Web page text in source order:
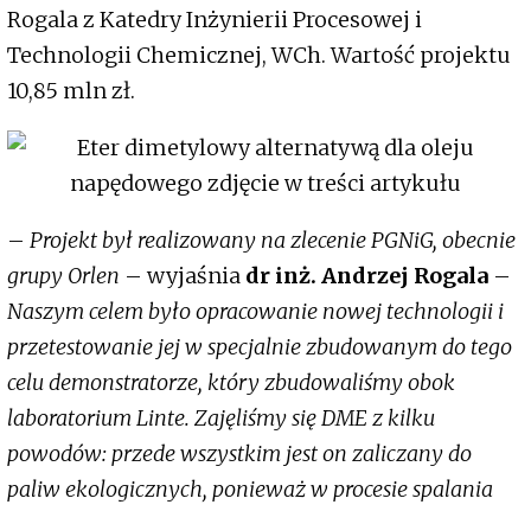
Rogala z Katedry Inżynierii Procesowej i
Technologii Chemicznej, WCh. Wartość projektu
10,85 mln zł.
– Projekt był realizowany na zlecenie PGNiG, obecnie
grupy Orlen – wyjaśnia dr inż. Andrzej Rogala –
Naszym celem było opracowanie nowej technologii i
przetestowanie jej w specjalnie zbudowanym do tego
celu demonstratorze, który zbudowaliśmy obok
laboratorium Linte. Zajęliśmy się DME z kilku
powodów: przede wszystkim jest on zaliczany do
paliw ekologicznych, ponieważ w procesie spalania